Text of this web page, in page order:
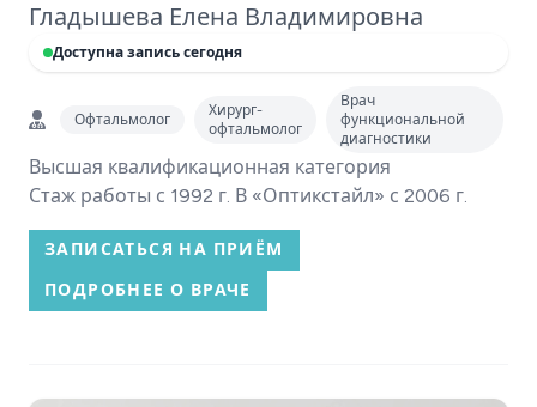
Гладышева Елена Владимировна
Доступна запись сегодня
Офтальмолог
Хирург-
офтальмолог
Врач
функциональной
диагностики
Высшая квалификационная категория
Стаж работы с 1992 г. В «Оптикстайл» с 2006 г.
ЗАПИСАТЬСЯ НА ПРИЁМ
ПОДРОБНЕЕ О ВРАЧЕ